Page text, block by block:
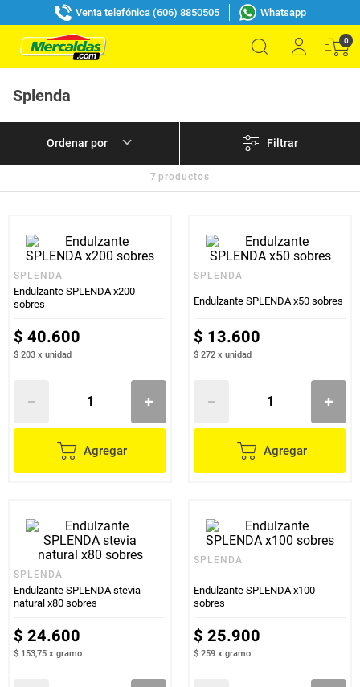
Venta telefónica (606) 8850505 Whatsapp
0
Splenda
Filtrar
7 productos
SPLENDA
Endulzante SPLENDA x200
sobres
$ 40.600
$ 203 x unidad
Agregar
SPLENDA
Endulzante SPLENDA x50 sobres
$ 13.600
$ 272 x unidad
Agregar
SPLENDA
Endulzante SPLENDA stevia
natural x80 sobres
$ 24.600
$ 153,75 x gramo
SPLENDA
Endulzante SPLENDA x100
sobres
$ 25.900
$ 259 x gramo